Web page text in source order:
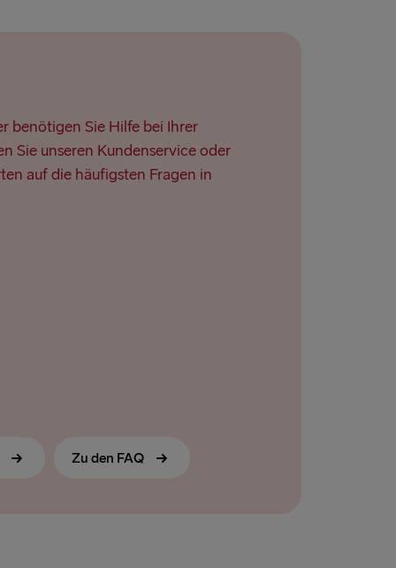
benötigen Sie Hilfe bei Ihrer
Sie unseren Kundenservice oder
auf die häufigsten Fragen in
Zu den FAQ